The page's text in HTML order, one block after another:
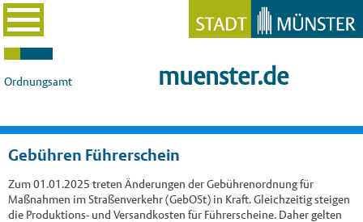
Ordnungsamt muenster.de
Gebühren Führerschein
Zum 01.01.2025 treten Änderungen der Gebührenordnung für
Maßnahmen im Straßenverkehr (GebOSt) in Kraft. Gleichzeitig steigen
die Produktions- und Versandkosten für Führerscheine. Daher gelten